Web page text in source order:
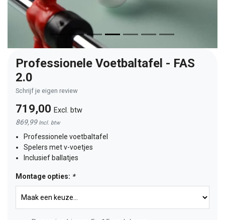
Professionele Voetbaltafel - FAS
2.0
Schrijf je eigen review
719,00 Excl. btw
869,99 Incl. btw
Professionele voetbaltafel
Spelers met v-voetjes
Inclusief ballatjes
Montage opties: *